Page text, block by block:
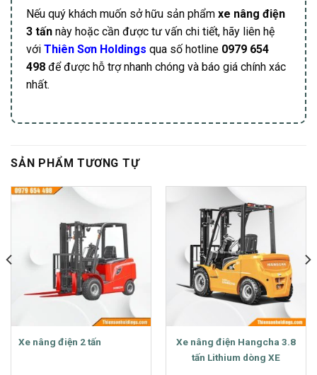
Nếu quý khách muốn sở hữu sản phẩm xe nâng điện
3 tấn này hoặc cần được tư vấn chi tiết, hãy liên hệ
với Thiên Sơn Holdings qua số hotline 0979 654
498 để được hỗ trợ nhanh chóng và báo giá chính xác
nhất.
SẢN PHẨM TƯƠNG TỰ
Xe nâng điện 2 tấn
Xe nâng điện Hangcha 3.8
tấn Lithium dòng XE